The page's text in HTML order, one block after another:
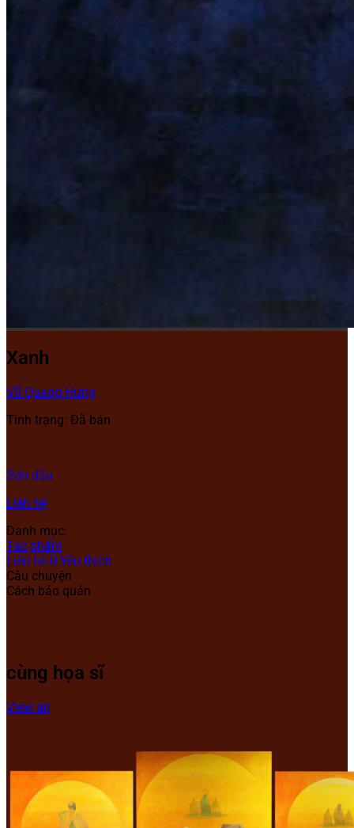
Xanh
Vũ Quang Hưng
Tình trạng: Đã bán
Sơn dầu
Liên hệ
Danh mục:
Tác phẩm
Liên hệ 0 Yêu thích
Câu chuyện
Cách bảo quản
cùng họa sĩ
View all